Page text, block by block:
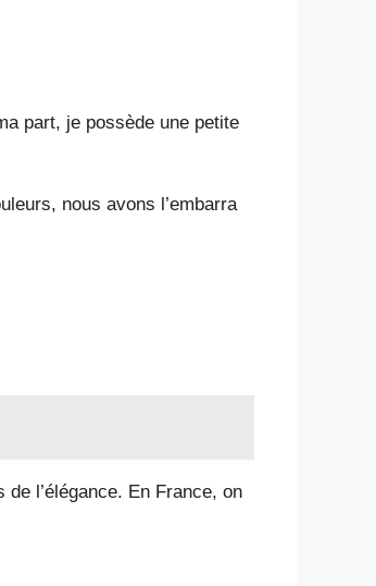
part, je possède une petite
nous avons l’embarra
l’élégance. En France, on